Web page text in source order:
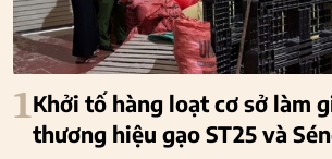
1Khởi tố hàng loạt cơ sở làm
thương hiệu gạo ST25 và